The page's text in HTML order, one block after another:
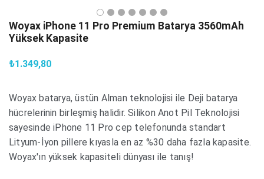
Woyax iPhone 11 Pro Premium Batarya 3560mAh
Yüksek Kapasite
₺1.349,80
Woyax batarya, üstün Alman teknolojisi ile Deji batarya
hücrelerinin birleşmiş halidir. Silikon Anot Pil Teknolojisi
sayesinde iPhone 11 Pro cep telefonunda standart
Lityum-İyon pillere kıyasla en az %30 daha fazla kapasite.
Woyax'ın yüksek kapasiteli dünyası ile tanış!